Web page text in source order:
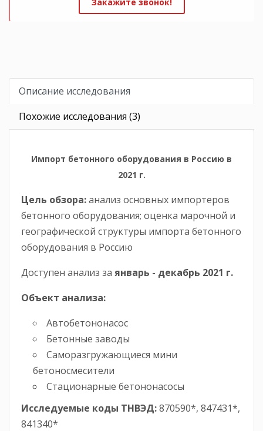
Описание исследования
Похожие исследования (3)
Импорт бетонного оборудования в Россию в
2021 г.
Цель обзора:анализ основных импортеров
бетонного оборудования; оценка марочной и
географической структуры импорта бетонного
оборудования в Россию
Доступен анализ за январь - декабрь 2021 г.
Объект анализа:
Автобетононасос
Бетонные заводы
Саморазгружающиеся мини
бетоносмесители
Стационарные бетононасосы
Исследуемые коды ТНВЭД:870590*, 847431*,
841340*